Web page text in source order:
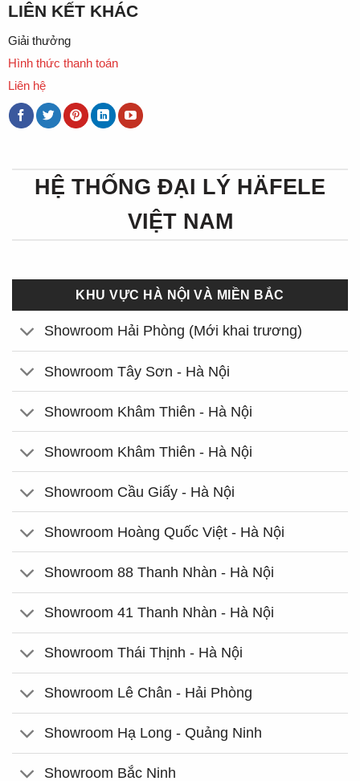
LIÊN KẾT KHÁC
Giải thưởng
Hình thức thanh toán
Liên hệ
HỆ THỐNG ĐẠI LÝ HÄFELE
VIỆT NAM
KHU VỰC HÀ NỘI VÀ MIỀN BẮC
Showroom Hải Phòng (Mới khai trương)
Showroom Tây Sơn - Hà Nội
Showroom Khâm Thiên - Hà Nội
Showroom Khâm Thiên - Hà Nội
Showroom Cầu Giấy - Hà Nội
Showroom Hoàng Quốc Việt - Hà Nội
Showroom 88 Thanh Nhàn - Hà Nội
Showroom 41 Thanh Nhàn - Hà Nội
Showroom Thái Thịnh - Hà Nội
Showroom Lê Chân - Hải Phòng
Showroom Hạ Long - Quảng Ninh
Showroom Bắc Ninh